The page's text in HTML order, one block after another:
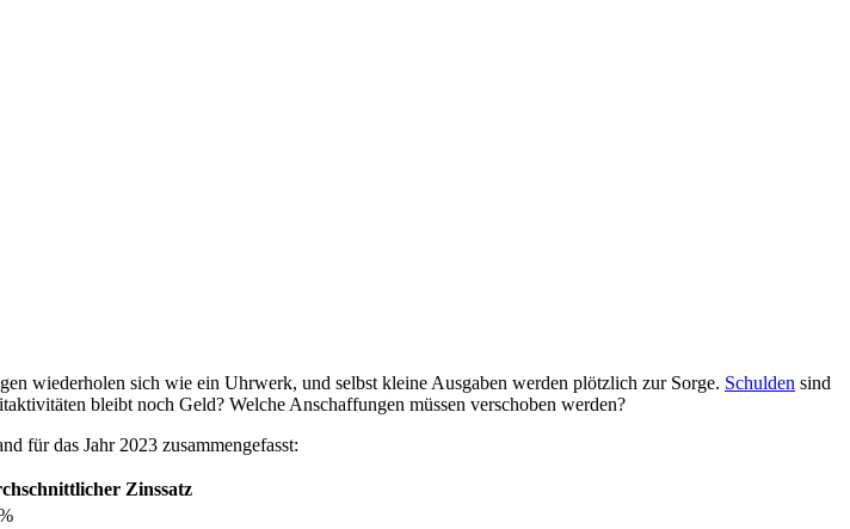
wiederholen sich wie ein Uhrwerk, und selbst kleine Ausgaben werden plötzlich zur Sorge. Schulden sind
bleibt noch Geld? Welche Anschaffungen müssen verschoben werden?
für das Jahr 2023 zusammengefasst:
Zinssatz